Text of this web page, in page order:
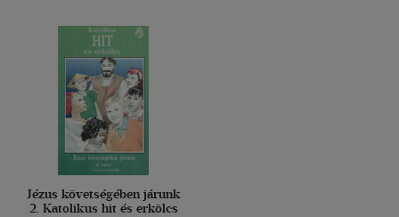
Jézus követségében járunk
2. Katolikus hit és erkölcs